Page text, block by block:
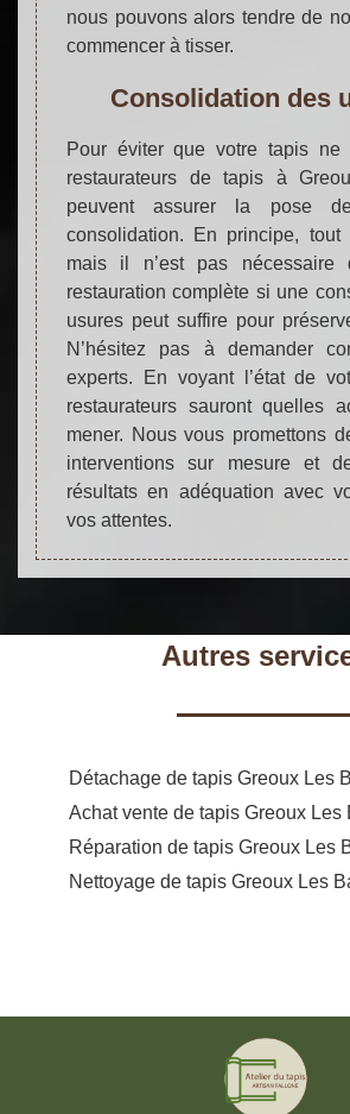
nous pouvons alors tendre de
commencer à tisser.
Consolidation des
Pour éviter que votre tapis ne
restaurateurs de tapis à
peuvent assurer la pose
consolidation. En principe, tout
mais il n’est pas nécessaire
restauration complète si une
usures peut suffire pour
N’hésitez pas à demander
experts. En voyant l’état de
restaurateurs sauront quelles
mener. Nous vous promettons
interventions sur mesure et
résultats en adéquation avec
vos attentes.
Autres
Détachage de tapis Greoux Les
Achat vente de tapis Greoux Les
Réparation de tapis Greoux Les
Nettoyage de tapis Greoux Les